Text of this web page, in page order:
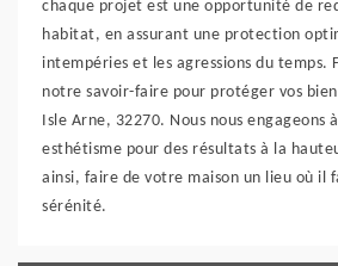
chaque projet est une opportunité de
habitat, en assurant une protection
intempéries et les agressions du temps.
notre savoir-faire pour protéger vos
Isle Arne, 32270. Nous nous
esthétisme pour des résultats à la
ainsi, faire de votre maison un lieu où il
sérénité.